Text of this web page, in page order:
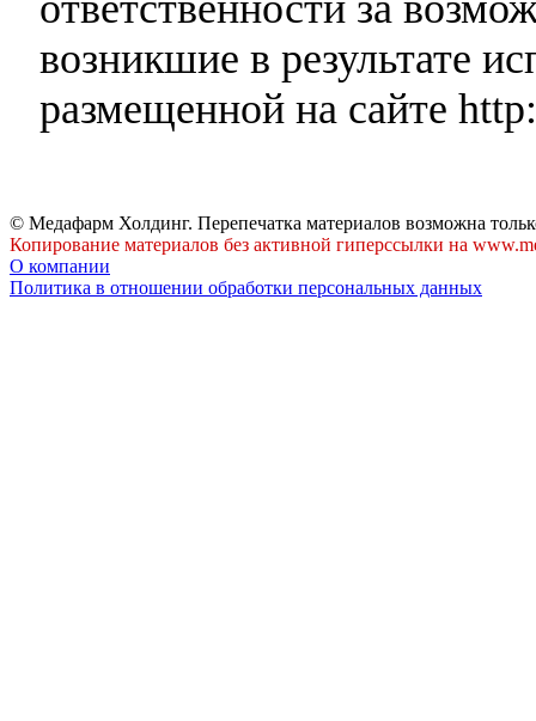
возникшие в результате
размещенной на сайте
© Медафарм Холдинг. Перепечатка материалов возможна
Копирование материалов без активной гиперссылки на
О компании
Политика в отношении обработки персональных данных